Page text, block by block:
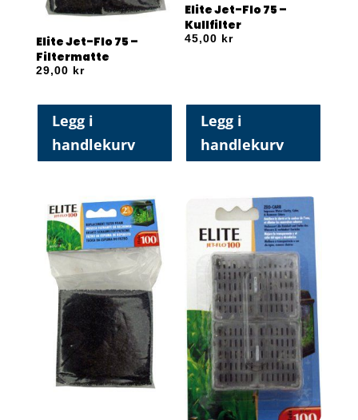
Elite Jet-Flo 75 –
Filtermatte
29,00 kr
Legg i
handlekurv
Elite Jet-Flo 75 –
Kullfilter
45,00 kr
Legg i
handlekurv